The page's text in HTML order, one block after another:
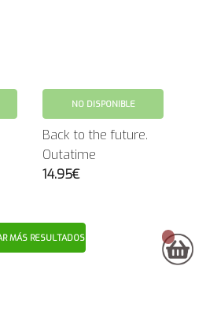
NO DISPONIBLE
Back to the future.
Outatime
14.95€
MÁS RESULTADOS